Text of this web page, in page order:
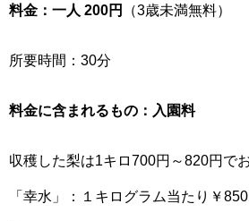
料金：一人 200円 （3歳未満無料）
所要時間：30分
料金に含まれるもの：入園料
収穫した梨は1キロ700円～820円で
「幸水」：１キログラム当たり￥